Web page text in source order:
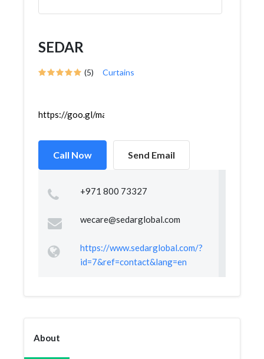
SEDAR
(5) Curtains
https://goo.gl/maps/eBHvF9sSFZ6mvPNX9
Call Now Send Email
+971 800 73327
wecare@sedarglobal.com
https://www.sedarglobal.com/?
id=7&ref=contact&lang=en
About